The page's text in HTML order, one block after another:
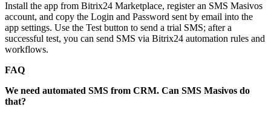
Install the app from Bitrix24 Marketplace, register an SMS Masivos
account, and copy the Login and Password sent by email into the
app settings. Use the Test button to send a trial SMS; after a
successful test, you can send SMS via Bitrix24 automation rules and
workflows.
FAQ
We need automated SMS from CRM. Can SMS Masivos do
that?